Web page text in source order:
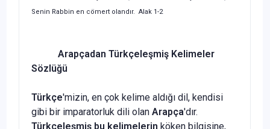
Senin Rabbin en cömert olandır. Alak 1-2
Arapçadan Türkçeleşmiş Kelimeler
Sözlüğü
Türkçe'mizin, en çok kelime aldığı dil, kendisi
gibi bir imparatorluk dili olan Arapça'dır.
Türkçeleşmiş bu kelimelerin köken bilgisine,